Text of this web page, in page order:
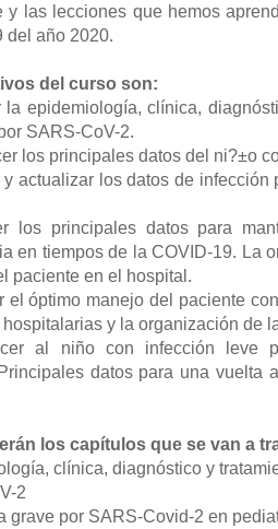
y las lecciones que hemos
del año 2020.
del curso son:
la epidemiología, clínica,
SARS-CoV-2.
los principales datos del ni?±o
y actualizar los datos de
los principales datos para
en tiempos de la COVID-19. La
paciente en el hospital.
el óptimo manejo del paciente
hospitalarias y la organización de
al niño con infección leve
datos para una vuelta
los capítulos que se van a
clínica, diagnóstico y
2
grave por SARS-Covid-2 en